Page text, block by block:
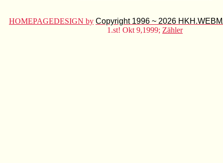
HOMEPAGEDESIGN by Copyright 1996 ~ 2026
1.st! Okt 9,1999; Zähler